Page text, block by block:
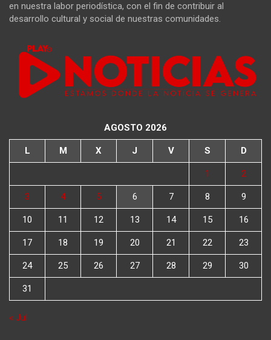
en nuestra labor periodística, con el fin de contribuir al
desarrollo cultural y social de nuestras comunidades.
AGOSTO 2026
L M X J V S D
1 2
3 4 5 6 7 8 9
10 11 12 13 14 15 16
17 18 19 20 21 22 23
24 25 26 27 28 29 30
31
« Jul